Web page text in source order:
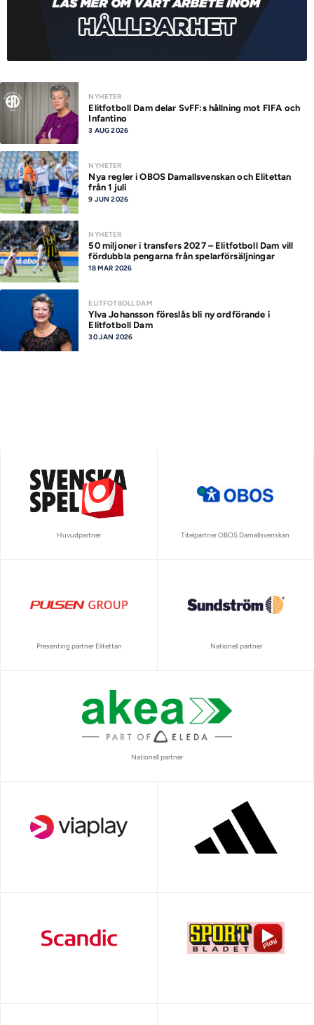
NYHETER
Elitfotboll Dam delar SvFF:s hållning mot FIFA och
Infantino
3 AUG 2026
NYHETER
Nya regler i OBOS Damallsvenskan och Elitettan
från 1 juli
9 JUN 2026
NYHETER
50 miljoner i transfers 2027 – Elitfotboll Dam vill
fördubbla pengarna från spelarförsäljningar
18 MAR 2026
ELITFOTBOLL DAM
Ylva Johansson föreslås bli ny ordförande i
Elitfotboll Dam
30 JAN 2026
Huvudpartner Titelpartner OBOS Damallsvenskan
Presenting partner Elitettan Nationell partner
Nationell partner